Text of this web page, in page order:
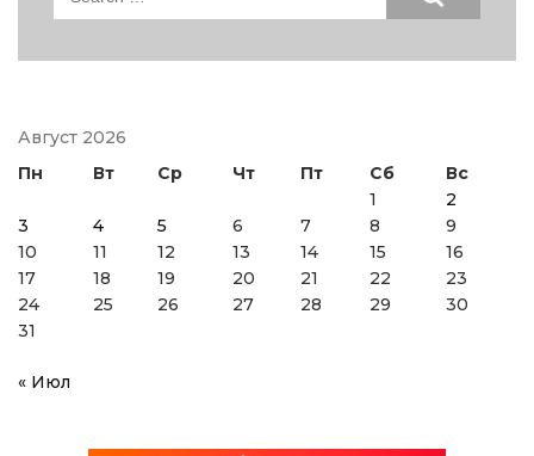
Август 2026
Пн
Вт Ср Чт Пт Сб
Вс
1
2
3
4 5 6 7 8
9
10
11 12 13 14 15
16
17
18 19 20 21 22
23
24
25 26 27 28 29
30
31
« Июл